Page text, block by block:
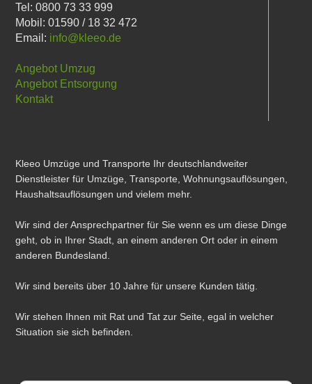
Tel: 0800 73 33 999
Mobil: 01590 / 18 32 472
Email: info@kleeo.de
Angebot Umzug
Angebot Entsorgung
Kontakt
Kleeo Umzüge und Transporte Ihr deutschlandweiter
Dienstleister für Umzüge, Transporte, Wohnungsauflösungen,
Haushaltsauflösungen und vielem mehr.
Wir sind der Ansprechpartner für Sie wenn es um diese Dinge
geht, ob in Ihrer Stadt, an einem anderen Ort oder in einem
anderen Bundesland.
Wir sind bereits über 10 Jahre für unsere Kunden tätig.
Wir stehen Ihnen mit Rat und Tat zur Seite, egal in welcher
Situation sie sich befinden.